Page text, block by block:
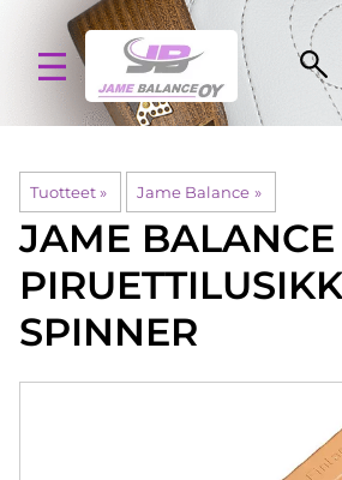
Tuotteet‪» Jame Balance ‪»
JAME BALANCE
SPINNER